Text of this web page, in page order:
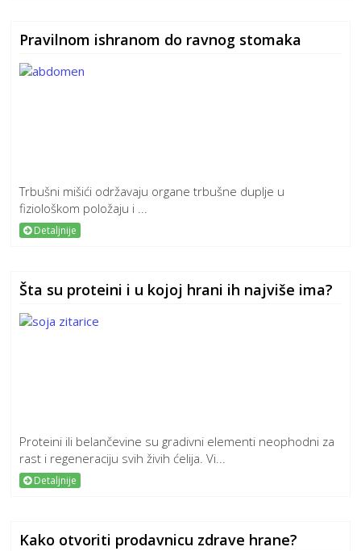
Pravilnom ishranom do ravnog stomaka
Trbušni mišići održavaju organe trbušne duplje u
fiziološkom položaju i ...
Detaljnije
Šta su proteini i u kojoj hrani ih najviše ima?
Proteini ili belančevine su gradivni elementi neophodni za
rast i regeneraciju svih živih ćelija. Vi...
Detaljnije
Kako otvoriti prodavnicu zdrave hrane?